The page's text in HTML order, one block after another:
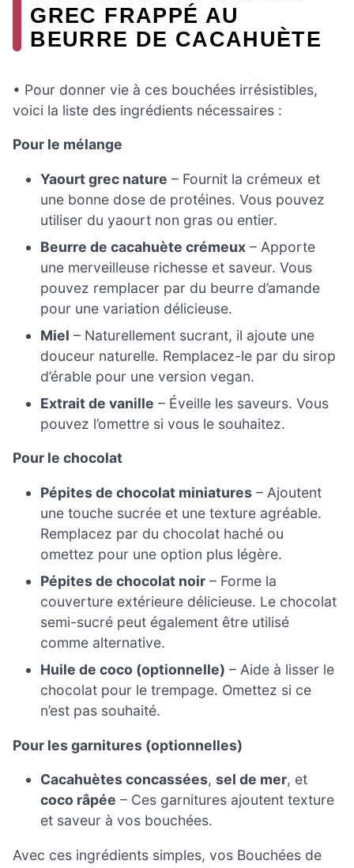
GREC FRAPPÉ AU
BEURRE DE CACAHUÈTE
• Pour donner vie à ces bouchées irrésistibles,
voici la liste des ingrédients nécessaires :
Pour le mélange
Yaourt grec nature – Fournit la crémeux et
une bonne dose de protéines. Vous pouvez
utiliser du yaourt non gras ou entier.
Beurre de cacahuète crémeux – Apporte
une merveilleuse richesse et saveur. Vous
pouvez remplacer par du beurre d’amande
pour une variation délicieuse.
Miel – Naturellement sucrant, il ajoute une
douceur naturelle. Remplacez-le par du sirop
d’érable pour une version vegan.
Extrait de vanille – Éveille les saveurs. Vous
pouvez l’omettre si vous le souhaitez.
Pour le chocolat
Pépites de chocolat miniatures – Ajoutent
une touche sucrée et une texture agréable.
Remplacez par du chocolat haché ou
omettez pour une option plus légère.
Pépites de chocolat noir – Forme la
couverture extérieure délicieuse. Le chocolat
semi-sucré peut également être utilisé
comme alternative.
Huile de coco (optionnelle) – Aide à lisser le
chocolat pour le trempage. Omettez si ce
n’est pas souhaité.
Pour les garnitures (optionnelles)
Cacahuètes concassées,sel de mer, et
coco râpée – Ces garnitures ajoutent texture
et saveur à vos bouchées.
Avec ces ingrédients simples, vos Bouchées de